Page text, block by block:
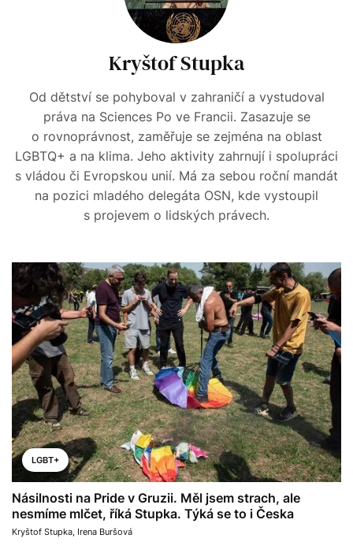
Kryštof Stupka
Od dětství se pohyboval v zahraničí a vystudoval
práva na Sciences Po ve Francii. Zasazuje se
o rovnoprávnost, zaměřuje se zejména na oblast
LGBTQ+ a na klima. Jeho aktivity zahrnují i spolupráci
s vládou či Evropskou unií. Má za sebou roční mandát
na pozici mladého delegáta OSN, kde vystoupil
s projevem o lidských právech.
LGBT+
Násilnosti na Pride v Gruzii. Měl jsem strach, ale
nesmíme mlčet, říká Stupka. Týká se to i Česka
Kryštof Stupka Irena Buršová